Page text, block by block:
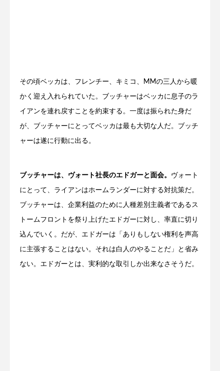
その頃ベッカは、フレンチー、キミコ、MMの三人から暖
かく迎え入れられていた。ブッチャーはベッカに息子のラ
イアンを連れ戻すことを約束する。一度は振られた身だ
が、ブッチャーにとってベッカは最も大切な人だ。ブッチ
ャーは遂に行動に出る。
ブッチャーは、ヴォート社長のエドガーと面会。 ヴォート
にとって、ライアンはホームランダーに対する対抗策だ。
ブッチャーは、企業利益のために人種差別主義者であるス
トームフロントを祭り上げたエドガーに対し、率直に切り
込んでいく。だが、エドガーは「ありもしない権利を声高
に主張することはない。それは白人のやることだ」と省み
ない。エドガーとは、実利的な取引しか出来なさそうだ。